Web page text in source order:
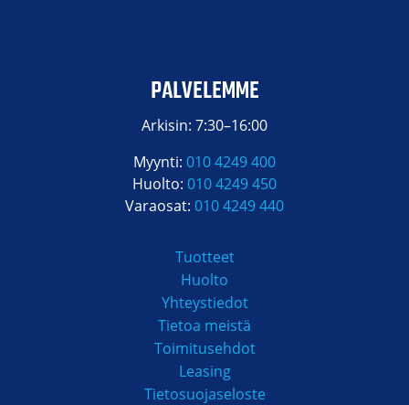
PALVELEMME
Arkisin: 7:30–16:00
Myynti: 010 4249 400
Huolto: 010 4249 450
Varaosat: 010 4249 440
Tuotteet
Huolto
Yhteystiedot
Tietoa meistä
Toimitusehdot
Leasing
Tietosuojaseloste